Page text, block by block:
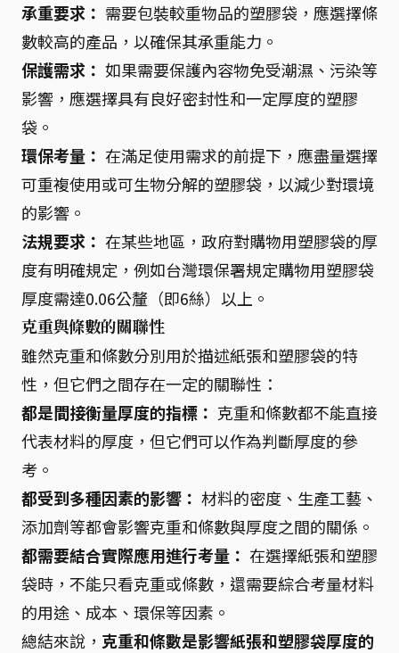
承重要求： 需要包裝較重物品的塑膠袋，應選擇條
數較高的產品，以確保其承重能力。
保護需求： 如果需要保護內容物免受潮濕、污染等
影響，應選擇具有良好密封性和一定厚度的塑膠
袋。
環保考量： 在滿足使用需求的前提下，應盡量選擇
可重複使用或可生物分解的塑膠袋，以減少對環境
的影響。
法規要求： 在某些地區，政府對購物用塑膠袋的厚
度有明確規定，例如台灣環保署規定購物用塑膠袋
厚度需達0.06公釐（即6絲）以上。
克重與條數的關聯性
雖然克重和條數分別用於描述紙張和塑膠袋的特
性，但它們之間存在一定的關聯性：
都是間接衡量厚度的指標： 克重和條數都不能直接
代表材料的厚度，但它們可以作為判斷厚度的參
考。
都受到多種因素的影響： 材料的密度、生產工藝、
添加劑等都會影響克重和條數與厚度之間的關係。
都需要結合實際應用進行考量： 在選擇紙張和塑膠
袋時，不能只看克重或條數，還需要綜合考量材料
的用途、成本、環保等因素。
總結來說， 克重和條數是影響紙張和塑膠袋厚度的